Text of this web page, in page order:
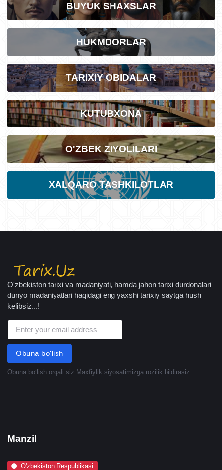
BUYUK SHAXSLAR
HUKMDORLAR
TARIXIY OBIDALAR
KUTUBXONA
O'ZBEK ZIYOLILARI
XALQARO TASHKILOTLAR
O'zbekiston tarixi va madaniyati, hamda jahon tarixi durdonalari
dunyo madaniyatlari haqidagi eng yaxshi tarixiy saytga hush
kelibsiz...!
Obuna bo'lish
Obuna boʻlish orqali siz Maxfiylik siyosatimizga rozilik bildirasiz
Manzil
O'zbekiston Respublikasi